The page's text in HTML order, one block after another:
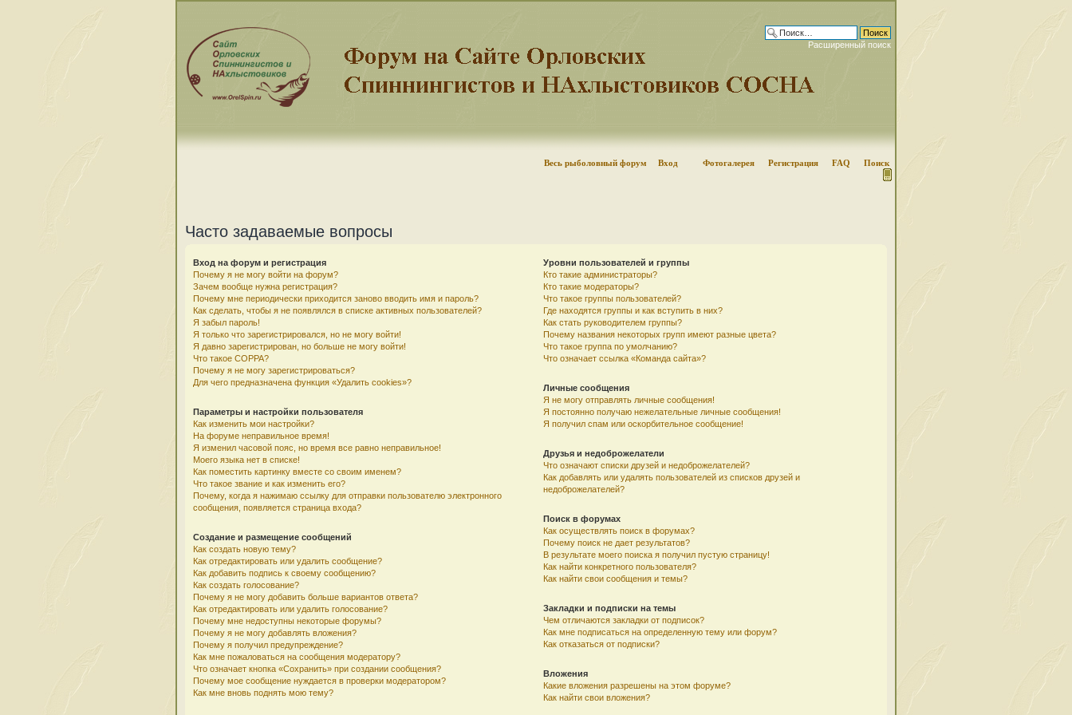
Расширенный поиск
Весь рыболовный форум Вход Фотогалерея Регистрация FAQ Поиск
Часто задаваемые вопросы
Вход на форум и регистрация
Почему я не могу войти на форум?
Зачем вообще нужна регистрация?
Почему мне периодически приходится заново вводить имя и пароль?
Как сделать, чтобы я не появлялся в списке активных пользователей?
Я забыл пароль!
Я только что зарегистрировался, но не могу войти!
Я давно зарегистрирован, но больше не могу войти!
Что такое COPPA?
Почему я не могу зарегистрироваться?
Для чего предназначена функция «Удалить cookies»?
Параметры и настройки пользователя
Как изменить мои настройки?
На форуме неправильное время!
Я изменил часовой пояс, но время все равно неправильное!
Моего языка нет в списке!
Как поместить картинку вместе со своим именем?
Что такое звание и как изменить его?
Почему, когда я нажимаю ссылку для отправки пользователю электронного
сообщения, появляется страница входа?
Создание и размещение сообщений
Как создать новую тему?
Как отредактировать или удалить сообщение?
Как добавить подпись к своему сообщению?
Как создать голосование?
Почему я не могу добавить больше вариантов ответа?
Как отредактировать или удалить голосование?
Почему мне недоступны некоторые форумы?
Почему я не могу добавлять вложения?
Почему я получил предупреждение?
Как мне пожаловаться на сообщения модератору?
Что означает кнопка «Сохранить» при создании сообщения?
Почему мое сообщение нуждается в проверки модератором?
Как мне вновь поднять мою тему?
Уровни пользователей и группы
Кто такие администраторы?
Кто такие модераторы?
Что такое группы пользователей?
Где находятся группы и как вступить в них?
Как стать руководителем группы?
Почему названия некоторых групп имеют разные цвета?
Что такое группа по умолчанию?
Что означает ссылка «Команда сайта»?
Личные сообщения
Я не могу отправлять личные сообщения!
Я постоянно получаю нежелательные личные сообщения!
Я получил спам или оскорбительное сообщение!
Друзья и недоброжелатели
Что означают списки друзей и недоброжелателей?
Как добавлять или удалять пользователей из списков друзей и
недоброжелателей?
Поиск в форумах
Как осуществлять поиск в форумах?
Почему поиск не дает результатов?
В результате моего поиска я получил пустую страницу!
Как найти конкретного пользователя?
Как найти свои сообщения и темы?
Закладки и подписки на темы
Чем отличаются закладки от подписок?
Как мне подписаться на определенную тему или форум?
Как отказаться от подписки?
Вложения
Какие вложения разрешены на этом форуме?
Как найти свои вложения?